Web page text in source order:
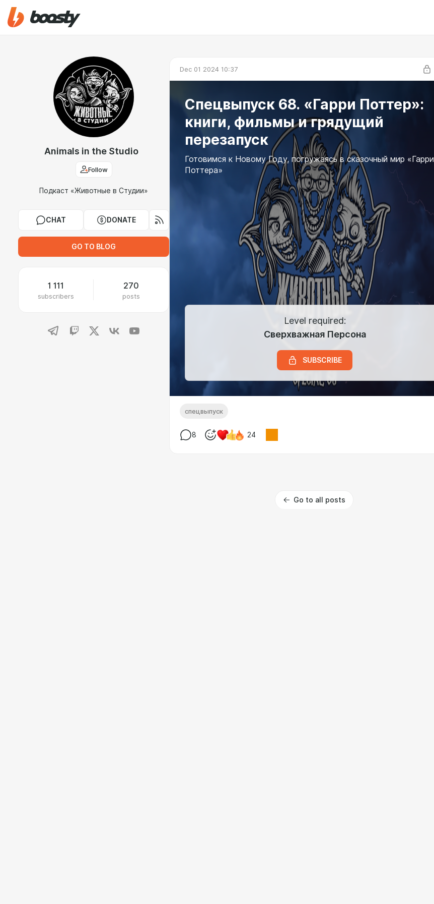
Animals in the Studio
Follow
Подкаст «Животные в Студии»
CHAT DONATE
GO TO BLOG
1 111
subscribers
270
posts
Dec 01 2024 10:37
Спецвыпуск 68. «Гарри Поттер»:
книги, фильмы и грядущий
перезапуск
Готовимся к Новому Году, погружаясь в сказочный мир «Гарри
Поттера»
Level required:
Сверхважная Персона
SUBSCRIBE
спецвыпуск
8 24
Go to all posts